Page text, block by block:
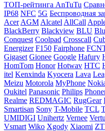
ТОП-рейтинга AnTuTu
IP68 NFC 5G Беспроводная
Acer AGM Alcatel AllCall
BlackBerry Blackview BLU
Conquest Coolpad Crosscall
Energizer F150 Fairphone
Gigaset Gionee Google Hafury
HomTom Honor Hotwav HTC
itel Kenxinda Kyocera Lava
Meizu Motorola MyPhone
Oukitel Panasonic Philips
Realme REDMAGIC RugGear
Smartisan Sony T-Mobile TCL
UMIDIGI Unihertz Vernee Vertu
Vsmart Wiko Xgody Xiaomi